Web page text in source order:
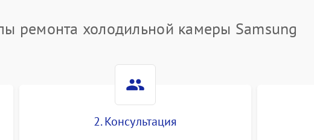
ремонта холодильной камеры Samsung
2. Консультация